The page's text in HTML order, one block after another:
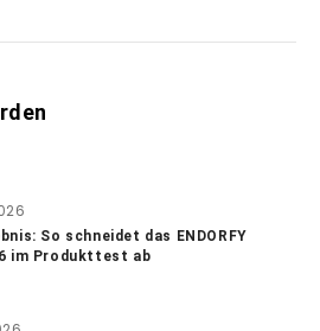
So schneidet das ENDORFY
im Produkttest ab